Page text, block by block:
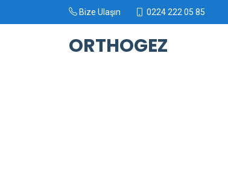
Bize Ulaşın 0224 222 05 85
ORTHOGEZ